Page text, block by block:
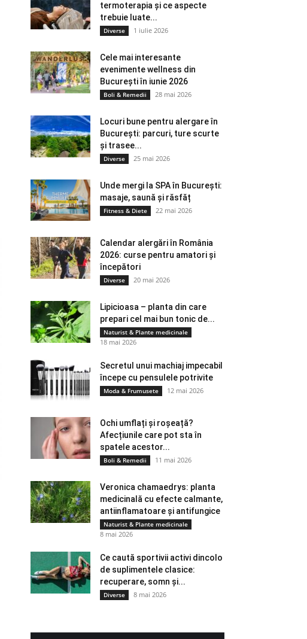
termoterapia și ce aspecte
trebuie luate...
Diverse 1 iulie 2026
Cele mai interesante
evenimente wellness din
București în iunie 2026
Boli & Remedii 28 mai 2026
Locuri bune pentru alergare în
București: parcuri, ture scurte
și trasee...
Diverse 25 mai 2026
Unde mergi la SPA în București:
masaje, saună și răsfăț
Fitness & Diete 22 mai 2026
Calendar alergări în România
2026: curse pentru amatori și
începători
Diverse 20 mai 2026
Lipicioasa – planta din care
prepari cel mai bun tonic de...
Naturist & Plante medicinale
18 mai 2026
Secretul unui machiaj impecabil
începe cu pensulele potrivite
Moda & Frumusete 12 mai 2026
Ochi umflați și roșeață?
Afecțiunile care pot sta în
spatele acestor...
Boli & Remedii 11 mai 2026
Veronica chamaedrys: planta
medicinală cu efecte calmante,
antiinflamatoare și antifungice
Naturist & Plante medicinale
8 mai 2026
Ce caută sportivii activi dincolo
de suplimentele clasice:
recuperare, somn și...
Diverse 8 mai 2026